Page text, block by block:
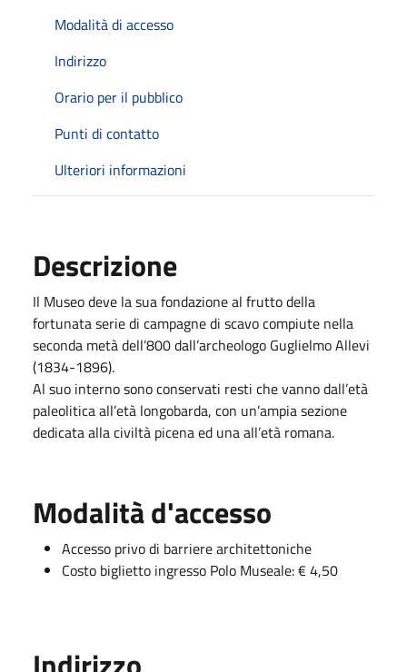
Modalità di accesso
Indirizzo
Orario per il pubblico
Punti di contatto
Ulteriori informazioni
Descrizione
Il Museo deve la sua fondazione al frutto della
fortunata serie di campagne di scavo compiute nella
seconda metà dell’800 dall’archeologo Guglielmo Allevi
(1834-1896).
Al suo interno sono conservati resti che vanno dall’età
paleolitica all’età longobarda, con un’ampia sezione
dedicata alla civiltà picena ed una all’età romana.
Modalità d'accesso
Accesso privo di barriere architettoniche
Costo biglietto ingresso Polo Museale: € 4,50